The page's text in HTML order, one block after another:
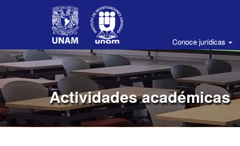
Conoce jurídicas
Actividades académicas